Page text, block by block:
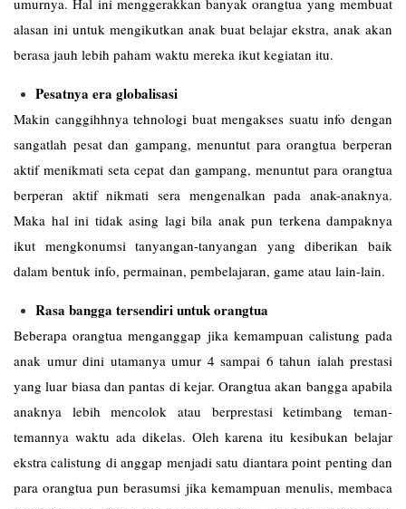
alasan ini untuk mengikutkan anak buat belajar ekstra, anak akan
berasa jauh lebih paham waktu mereka ikut kegiatan itu.
Pesatnya era globalisasi
Makin canggihhnya tehnologi buat mengakses suatu info dengan
sangatlah pesat dan gampang, menuntut para orangtua berperan
aktif menikmati seta cepat dan gampang, menuntut para orangtua
berperan aktif nikmati sera mengenalkan pada anak-anaknya.
Maka hal ini tidak asing lagi bila anak pun terkena dampaknya
ikut mengkonumsi tanyangan-tanyangan yang diberikan baik
dalam bentuk info, permainan, pembelajaran, game atau lain-lain.
Rasa bangga tersendiri untuk orangtua
Beberapa orangtua menganggap jika kemampuan calistung pada
anak umur dini utamanya umur 4 sampai 6 tahun ialah prestasi
yang luar biasa dan pantas di kejar. Orangtua akan bangga apabila
anaknya lebih mencolok atau berprestasi ketimbang teman-
temannya waktu ada dikelas. Oleh karena itu kesibukan belajar
ekstra calistung di anggap menjadi satu diantara point penting dan
para orangtua pun berasumsi jika kemampuan menulis, membaca